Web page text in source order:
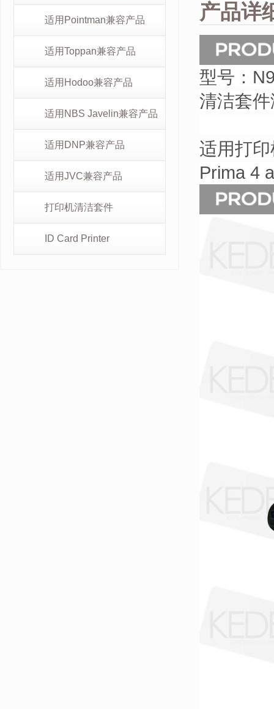
适用Pointman兼容产品
适用Toppan兼容产品
适用Hodoo兼容产品
适用NBS Javelin兼容产品
适用DNP兼容产品
适用JVC兼容产品
打印机清洁套件
ID Card Printer
产品详
型号：
清洁套
适用打
Prima 4